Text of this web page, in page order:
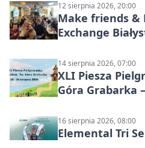
12 sierpnia 2026, 20:00
Make friends &
Exchange
14 sierpnia 2026, 07:00
XLI Piesza
Góra Grabarka
16 sierpnia 2026, 08:00
Elemental Tri